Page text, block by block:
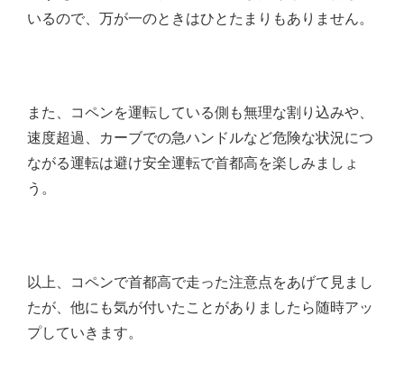
いるので、万が一のときはひとたまりもありません。
また、コペンを運転している側も無理な割り込みや、
速度超過、カーブでの急ハンドルなど危険な状況につ
ながる運転は避け安全運転で首都高を楽しみましょ
う。
以上、コペンで首都高で走った注意点をあげて見まし
たが、他にも気が付いたことがありましたら随時アッ
プしていきます。